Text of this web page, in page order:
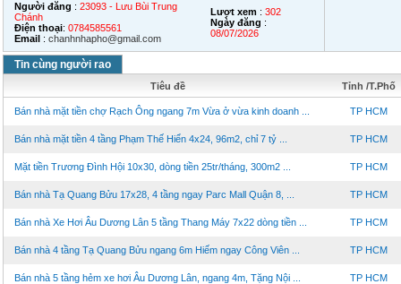
Người đăng : 23093 - Lưu Bùi Trung
Chánh
Điện thoại: 0784585561
Email : chanhnhapho@gmail.com
Lượt xem : 302
Ngày đăng :
08/07/2026
Tin cùng người rao
Tiêu đề Tỉnh /T.Phố
Bán nhà mặt tiền chợ Rạch Ông ngang 7m Vừa ở vừa kinh doanh ... TP HCM
Bán nhà mặt tiền 4 tầng Phạm Thế Hiển 4x24, 96m2, chỉ 7 tỷ ... TP HCM
Mặt tiền Trương Đình Hội 10x30, dòng tiền 25tr/tháng, 300m2 ... TP HCM
Bán nhà Tạ Quang Bửu 17x28, 4 tầng ngay Parc Mall Quận 8, ... TP HCM
Bán nhà Xe Hơi Âu Dương Lân 5 tầng Thang Máy 7x22 dòng tiền ... TP HCM
Bán nhà 4 tầng Tạ Quang Bửu ngang 6m Hiếm ngay Công Viên ... TP HCM
Bán nhà 5 tầng hẻm xe hơi Âu Dương Lân, ngang 4m, Tặng Nội ... TP HCM